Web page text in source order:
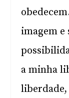
imagem e
a minha